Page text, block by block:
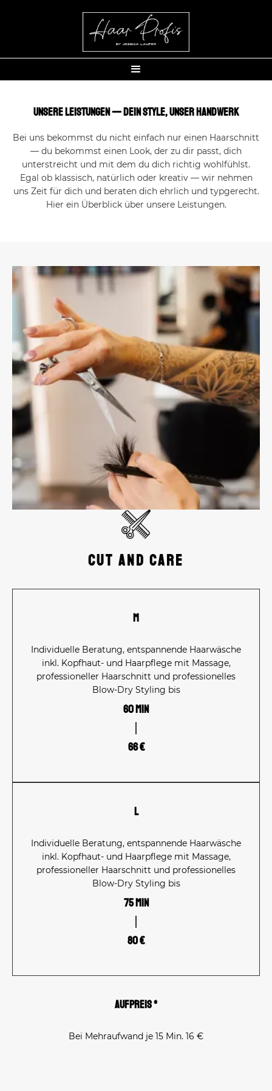
Unsere Leistungen — dein Style, unser Handwerk
Bei uns bekommst du nicht einfach nur einen Haarschnitt
— du bekommst einen Look, der zu dir passt, dich
unterstreicht und mit dem du dich richtig wohlfühlst.
Egal ob klassisch, natürlich oder kreativ — wir nehmen
uns Zeit für dich und beraten dich ehrlich und typgerecht.
Hier ein Überblick über unsere Leistungen.
Cut and Care
M
Individuelle Beratung, entspannende Haarwäsche
inkl. Kopfhaut- und Haarpflege mit Massage,
professioneller Haarschnitt und professionelles
Blow-Dry Styling bis
60 Min
66 €
L
Individuelle Beratung, entspannende Haarwäsche
inkl. Kopfhaut- und Haarpflege mit Massage,
professioneller Haarschnitt und professionelles
Blow-Dry Styling bis
75 Min
80 €
Aufpreis *
Bei Mehraufwand je 15 Min. 16 €